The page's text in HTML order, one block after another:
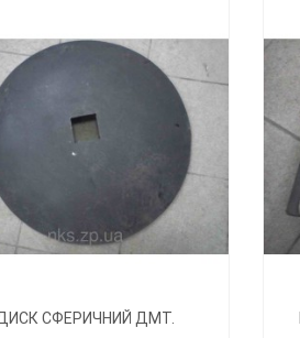
СФЕРИЧНИЙ ДМТ.